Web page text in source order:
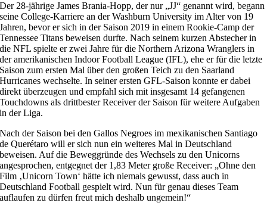
Der 28-jährige James Brania-Hopp, der nur „JJ“ genannt wird, begann
seine College-Karriere an der Washburn University im Alter von 19
Jahren, bevor er sich in der Saison 2019 in einem Rookie-Camp der
Tennessee Titans beweisen durfte. Nach seinem kurzen Abstecher in
die NFL spielte er zwei Jahre für die Northern Arizona Wranglers in
der amerikanischen Indoor Football League (IFL), ehe er für die letzte
Saison zum ersten Mal über den großen Teich zu den Saarland
Hurricanes wechselte. In seiner ersten GFL-Saison konnte er dabei
direkt überzeugen und empfahl sich mit insgesamt 14 gefangenen
Touchdowns als drittbester Receiver der Saison für weitere Aufgaben
in der Liga.
Nach der Saison bei den Gallos Negroes im mexikanischen Santiago
de Querétaro will er sich nun ein weiteres Mal in Deutschland
beweisen. Auf die Beweggründe des Wechsels zu den Unicorns
angesprochen, entgegnet der 1,83 Meter große Receiver: „Ohne den
Film ‚Unicorn Town‘ hätte ich niemals gewusst, dass auch in
Deutschland Football gespielt wird. Nun für genau dieses Team
auflaufen zu dürfen freut mich deshalb ungemein!“